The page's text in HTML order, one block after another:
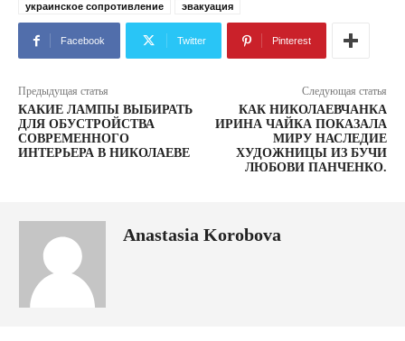
украинское сопротивление эвакуация
Facebook Twitter Pinterest
Предыдущая статья
КАКИЕ ЛАМПЫ ВЫБИРАТЬ
ДЛЯ ОБУСТРОЙСТВА
СОВРЕМЕННОГО
ИНТЕРЬЕРА В НИКОЛАЕВЕ
Следующая статья
КАК НИКОЛАЕВЧАНКА
ИРИНА ЧАЙКА ПОКАЗАЛА
МИРУ НАСЛЕДИЕ
ХУДОЖНИЦЫ ИЗ БУЧИ
ЛЮБОВИ ПАНЧЕНКО.
Anastasia Korobova